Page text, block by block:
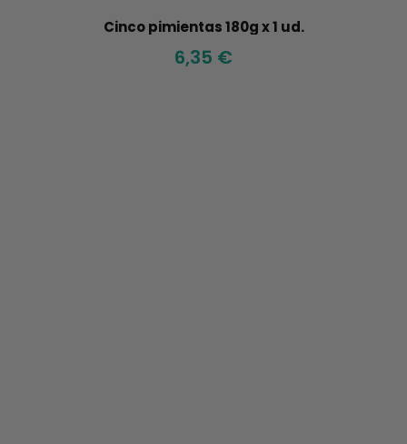
Cinco pimientas 180g x 1 ud.
6,35 €